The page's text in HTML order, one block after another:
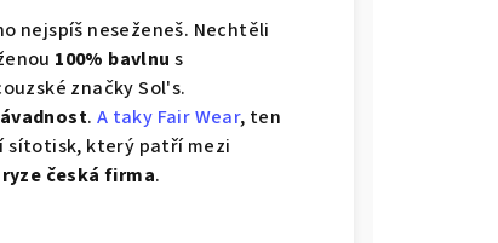
nejspíš neseženeš. Nechtěli
100% bavlnu s
značky Sol's.
. A taky Fair Wear, ten
sítotisk, který patří mezi
ryze česká firma.